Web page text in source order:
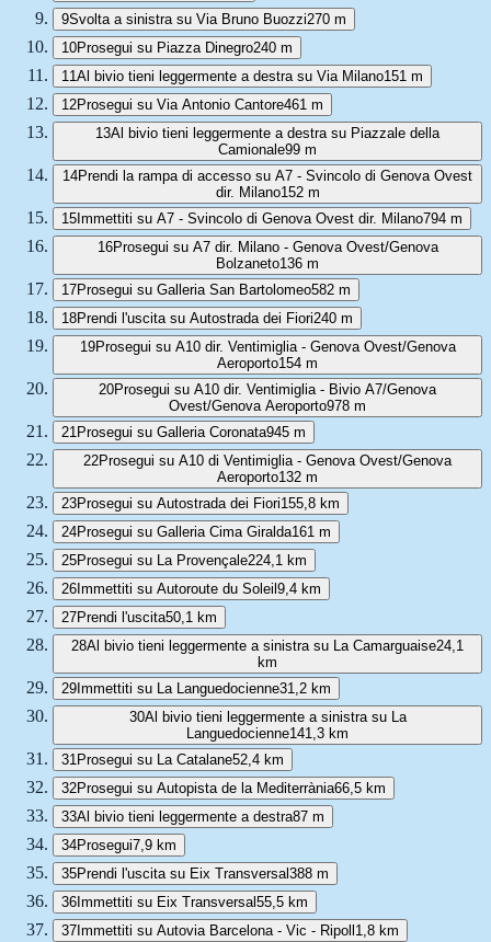
9Svolta a sinistra su Via Bruno Buozzi270 m
10Prosegui su Piazza Dinegro240 m
11Al bivio tieni leggermente a destra su Via Milano151 m
12Prosegui su Via Antonio Cantore461 m
13Al bivio tieni leggermente a destra su Piazzale della
Camionale99 m
14Prendi la rampa di accesso su A7 - Svincolo di Genova Ovest
dir. Milano152 m
15Immettiti su A7 - Svincolo di Genova Ovest dir. Milano794 m
16Prosegui su A7 dir. Milano - Genova Ovest/Genova
Bolzaneto136 m
17Prosegui su Galleria San Bartolomeo582 m
18Prendi l'uscita su Autostrada dei Fiori240 m
19Prosegui su A10 dir. Ventimiglia - Genova Ovest/Genova
Aeroporto154 m
20Prosegui su A10 dir. Ventimiglia - Bivio A7/Genova
Ovest/Genova Aeroporto978 m
21 Prosegui su Galleria Coronata945 m
22Prosegui su A10 di Ventimiglia - Genova Ovest/Genova
Aeroporto132 m
23Prosegui su Autostrada dei Fiori155,8 km
24Prosegui su Galleria Cima Giralda161 m
25Prosegui su La Provençale224,1 km
26Immettiti su Autoroute du Soleil9,4 km
27Prendi l'uscita50,1 km
28Al bivio tieni leggermente a sinistra su La Camarguaise24,1
km
29Immettiti su La Languedocienne31,2 km
30Al bivio tieni leggermente a sinistra su La
Languedocienne141,3 km
31 Prosegui su La Catalane52,4 km
32Prosegui su Autopista de la Mediterrània66,5 km
33Al bivio tieni leggermente a destra87 m
34Prosegui7,9 km
35Prendi l'uscita su Eix Transversal388 m
36Immettiti su Eix Transversal55,5 km
37Immettiti su Autovia Barcelona - Vic - Ripoll1,8 km